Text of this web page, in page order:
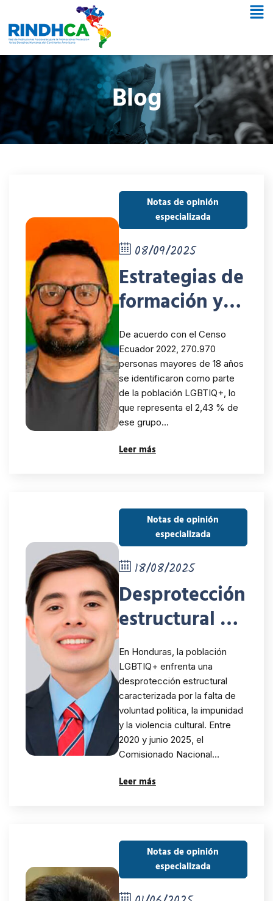
Blog
Notas de opinión
especializada
08/09/2025
Estrategias de
formación y
diálogo
intercultural
con colectivos
LGBTIQ+ en
contextos
rurales en
De acuerdo con el Censo
Ecuador 2022, 270.970
personas mayores de 18 años
se identificaron como parte
de la población LGBTIQ+, lo
que representa el 2,43 % de
ese grupo…
Leer más
Notas de opinión
especializada
18/08/2025
Desprotección
estructural y
crímenes de
odio: desafíos
para la
población
LGTBIQ+ en
Honduras
En Honduras, la población
LGBTIQ+ enfrenta una
desprotección estructural
caracterizada por la falta de
voluntad política, la impunidad
y la violencia cultural. Entre
2020 y junio 2025, el
Comisionado Nacional…
Leer más
Notas de opinión
especializada